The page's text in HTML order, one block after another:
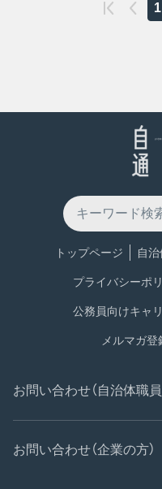
1
トップページ 自
プライバシーポ
公務員向けキャ
メルマガ登
お問い合わせ（自治体職員
お問い合わせ（企業の方）